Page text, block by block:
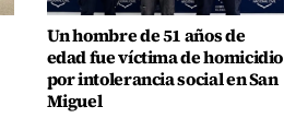
Un hombre de 51 años de
edad fue víctima de homicidio
por intolerancia social en San
Miguel